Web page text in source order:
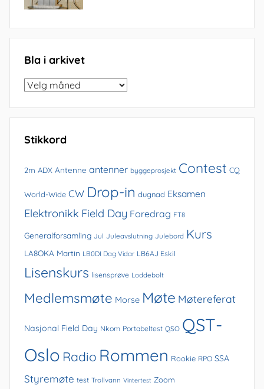
Bla i arkivet
Bla
arkivet
Stikkord
2m ADX Antenne antenner byggeprosjekt Contest CQ
World-Wide CW Drop-in dugnad Eksamen
Elektronikk Field Day Foredrag FT8
Generalforsamling Jul Juleavslutning Julebord Kurs
LA8OKA Martin LB0DI Dag Vidar LB6AJ Eskil
Lisenskurs lisensprøve Loddebolt
Medlemsmøte Morse Møte Møtereferat
Nasjonal Field Day Nkom Portabeltest QSO QST-
Oslo Radio Rommen Rookie RPO SSA
Styremøte test Trollvann Vintertest Zoom